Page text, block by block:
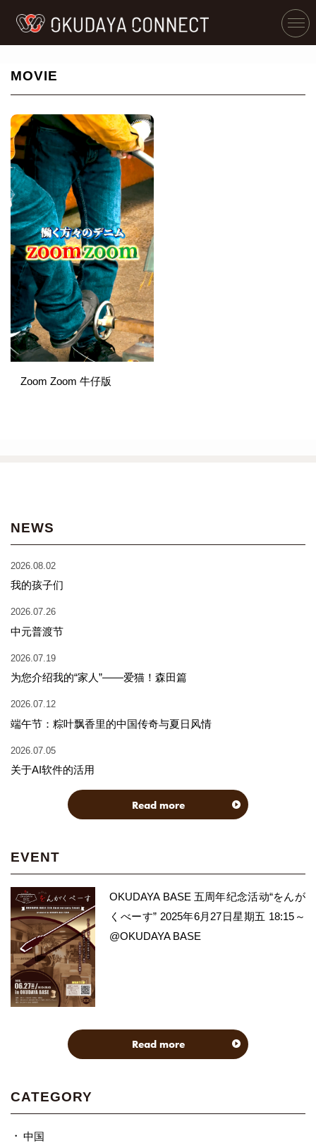
MOVIE
Zoom Zoom 牛仔版
NEWS
2026.08.02
我的孩子们
2026.07.26
中元普渡节
2026.07.19
为您介绍我的“家人”——爱猫！森田篇
2026.07.12
端午节：粽叶飘香里的中国传奇与夏日风情
2026.07.05
关于AI软件的活用
Read more
EVENT
OKUDAYA BASE 五周年纪念活动“をんが
くべーす” 2025年6月27日星期五 18:15～
@OKUDAYA BASE
Read more
CATEGORY
中国